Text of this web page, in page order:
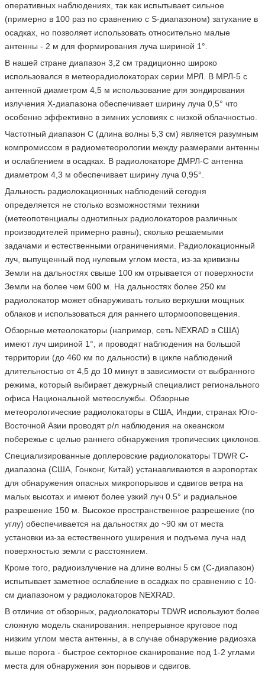
оперативных наблюдениях, так как испытывает сильное
(примерно в 100 раз по сравнению с S-диапазоном) затухание в
осадках, но позволяет использовать относительно малые
антенны - 2 м для формирования луча шириной 1°.
В нашей стране диапазон 3,2 см традиционно широко
использовался в метеорадиолокаторах серии МРЛ. В МРЛ-5 с
антенной диаметром 4,5 м использование для зондирования
излучения X-диапазона обеспечивает ширину луча 0,5° что
особенно эффективно в зимних условиях с низкой облачностью.
Частотный диапазон С (длина волны 5,3 см) является разумным
компромиссом в радиометеорологии между размерами антенны
и ослаблением в осадках. В радиолокаторе ДМРЛ-С антенна
диаметром 4,3 м обеспечивает ширину луча 0,95°.
Дальность радиолокационных наблюдений сегодня
определяется не столько возможностями техники
(метеопотенциалы однотипных радиолокаторов различных
производителей примерно равны), сколько решаемыми
задачами и естественными ограничениями. Радиолокационный
луч, выпущенный под нулевым углом места, из-за кривизны
Земли на дальностях свыше 100 км отрывается от поверхности
Земли на более чем 600 м. На дальностях более 250 км
радиолокатор может обнаруживать только верхушки мощных
облаков и использоваться для раннего штормооповещения.
Обзорные метеолокаторы (например, сеть NEXRAD в США)
имеют луч шириной 1°, и проводят наблюдения на большой
территории (до 460 км по дальности) в цикле наблюдений
длительностью от 4,5 до 10 минут в зависимости от выбранного
режима, который выбирает дежурный специалист регионального
офиса Национальной метеослужбы. Обзорные
метеорологические радиолокаторы в США, Индии, странах Юго-
Восточной Азии проводят р/л наблюдения на океанском
побережье с целью раннего обнаружения тропических циклонов.
Специализированные доплеровские радиолокаторы TDWR С-
диапазона (США, Гонконг, Китай) устанавливаются в аэропортах
для обнаружения опасных микропорывов и сдвигов ветра на
малых высотах и имеют более узкий луч 0.5° и радиальное
разрешение 150 м. Высокое пространственное разрешение (по
углу) обеспечивается на дальностях до ~90 км от места
установки из-за естественного уширения и подъема луча над
поверхностью земли с расстоянием.
Кроме того, радиоизлучение на длине волны 5 см (С-диапазон)
испытывает заметное ослабление в осадках по сравнению с 10-
см диапазоном у радиолокаторов NEXRAD.
В отличие от обзорных, радиолокаторы TDWR используют более
сложную модель сканирования: непрерывное круговое под
низким углом места антенны, а в случае обнаружение радиоэха
выше порога - быстрое секторное сканирование под 1-2 углами
места для обнаружения зон порывов и сдвигов.